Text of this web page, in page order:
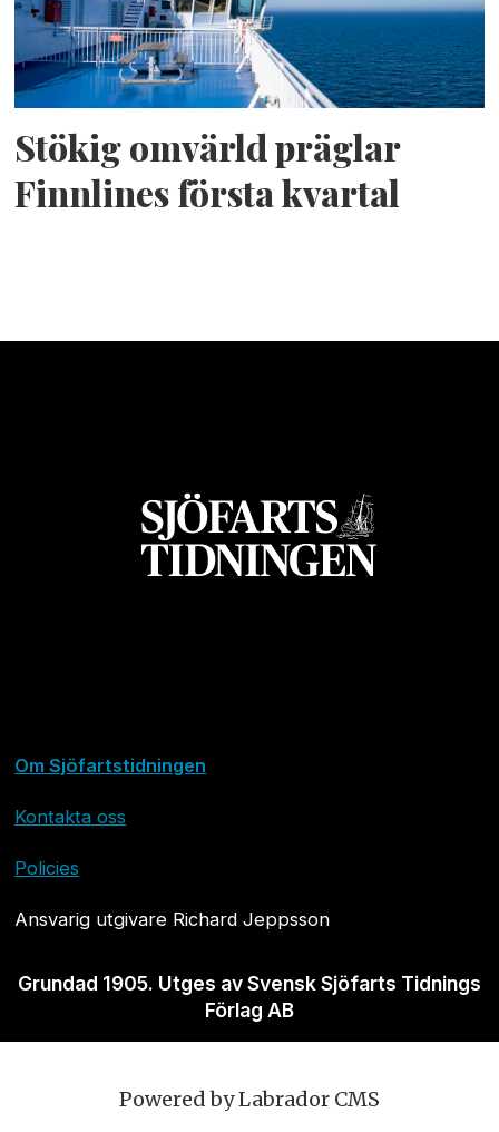
Stökig omvärld präglar
Finnlines första kvartal
Om Sjöfartstidningen
Kontakta oss
Policies
Ansvarig utgivare Richard Jeppsson
Grundad 1905. Utges av Svensk Sjöfarts Tidnings
Förlag AB
Powered by Labrador CMS